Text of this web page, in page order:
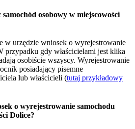
osobowy w miejscowości
w urzędzie wniosek o wyrejestrowanie
przypadku gdy właścicielami jest klika
osobiście wszyscy. Wyrejestrowanie
posiadający pisemne
lub właścicieli (tutaj przykładowy
o wyrejestrowanie samochodu
Dolice?